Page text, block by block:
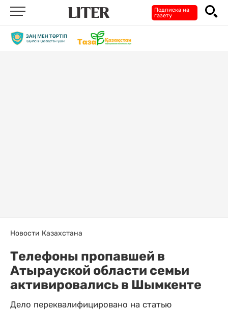
Подписка на
газету
Новости Казахстана
Телефоны пропавшей в
Атырауской области семьи
активировались в Шымкенте
Дело переквалифицировано на статью